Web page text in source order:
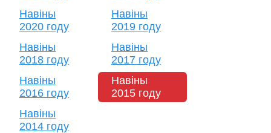
Навіны
2020 году
Навіны
2019 году
Навіны
2018 году
Навіны
2017 году
Навіны
2016 году
Навіны
2015 году
Навіны
2014 году